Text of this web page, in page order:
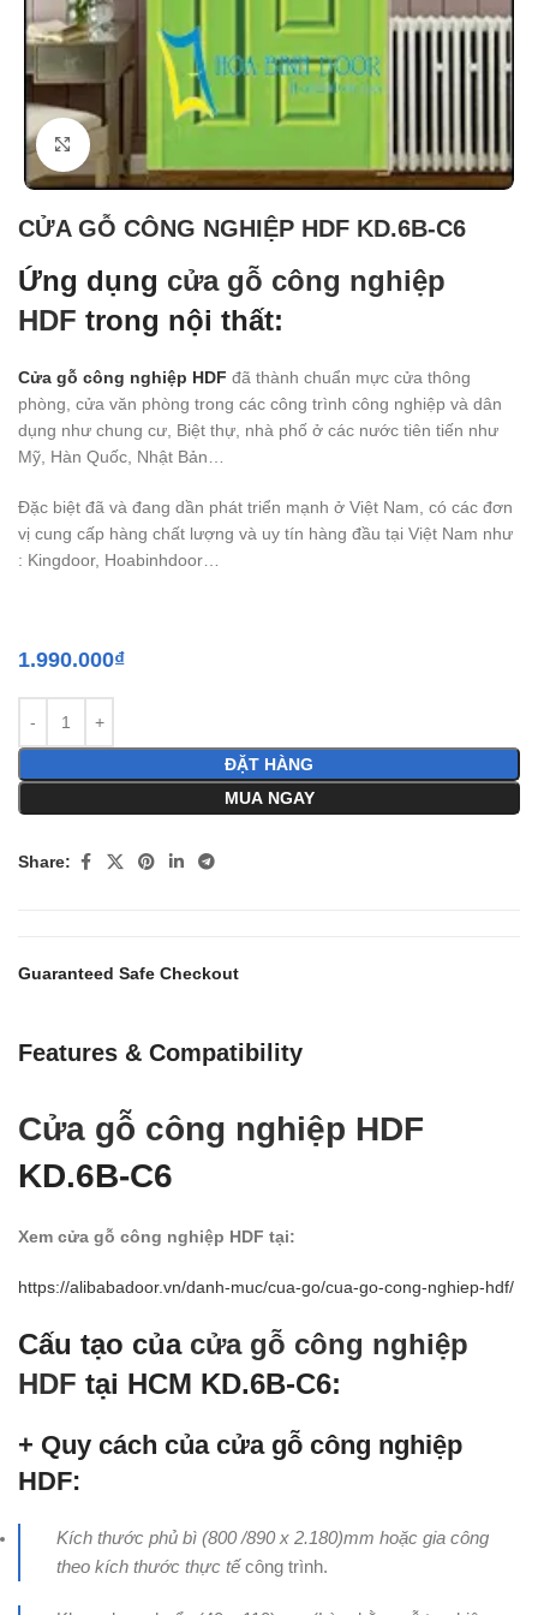
Click to enlarge
CỬA GỖ CÔNG NGHIỆP HDF KD.6B-C6
Ứng dụng cửa gỗ công nghiệp
HDF trong nội thất:
Cửa gỗ công nghiệp HDF đã thành chuẩn mực cửa thông
phòng, cửa văn phòng trong các công trình công nghiệp và dân
dụng như chung cư, Biệt thự, nhà phố ở các nước tiên tiến như
Mỹ, Hàn Quốc, Nhật Bản…
Đặc biệt đã và đang dần phát triển mạnh ở Việt Nam, có các đơn
vị cung cấp hàng chất lượng và uy tín hàng đầu tại Việt Nam như
: Kingdoor, Hoabinhdoor…
1.990.000₫
ĐẶT HÀNG
MUA NGAY
Share:
Guaranteed Safe Checkout
Features & Compatibility
Cửa gỗ công nghiệp HDF
KD.6B-C6
Xem cửa gỗ công nghiệp HDF tại:
https://alibabadoor.vn/danh-muc/cua-go/cua-go-cong-nghiep-hdf/
Cấu tạo của cửa gỗ công nghiệp
HDF tại HCM KD.6B-C6:
+ Quy cách của cửa gỗ công nghiệp
HDF:
Kích thước phủ bì (800 /890 x 2.180)mm hoặc gia công
theo kích thước thực tếcông trình.